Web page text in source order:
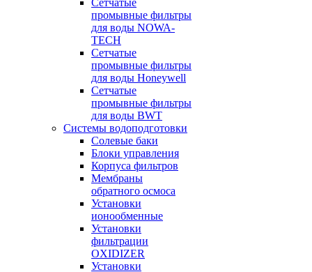
Сетчатые
промывные фильтры
для воды NOWA-
TECH
Сетчатые
промывные фильтры
для воды Honeywell
Сетчатые
промывные фильтры
для воды BWT
Системы водоподготовки
Солевые баки
Блоки управления
Корпуса фильтров
Мембраны
обратного осмоса
Установки
ионообменные
Установки
фильтрации
OXIDIZER
Установки